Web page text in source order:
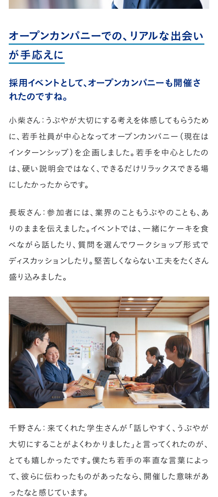
オープンカンパニーでの、リアルな出会い
が手応えに
採用イベントとして、オープンカンパニーも開催さ
れたのですね。
小柴さん：うぶやが大切にする考えを体感してもらうため
に、若手社員が中心となってオープンカンパニー（現在は
インターンシップ）を企画しました。若手を中心としたの
は、硬い説明会ではなく、できるだけリラックスできる場
にしたかったからです。
長坂さん：参加者には、業界のこともうぶやのことも、あ
りのままを伝えました。イベントでは、一緒にケーキを食
べながら話したり、質問を選んでワークショップ形式で
ディスカッションしたり。堅苦しくならない工夫をたくさん
盛り込みました。
千野さん：来てくれた学生さんが「話しやすく、うぶやが
大切にすることがよくわかりました」と言ってくれたのが、
とても嬉しかったです。僕たち若手の率直な言葉によっ
て、彼らに伝わったものがあったなら、開催した意味があ
ったなと感じています。